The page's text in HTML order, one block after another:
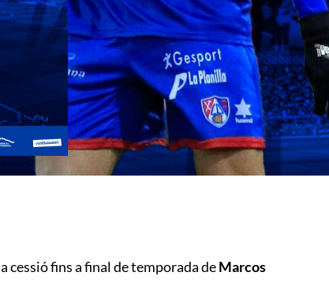
cessió fins a final de temporada deMarcos